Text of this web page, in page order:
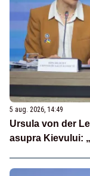
5 aug. 2026, 14:49
Ursula von der
asupra Kievului: